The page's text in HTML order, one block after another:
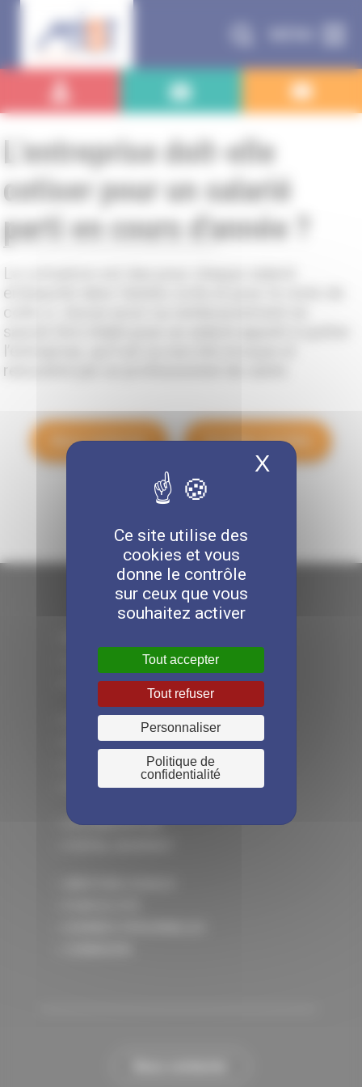
L'entreprise doit-elle
cotiser pour un salarié
parti en cours d'année ?
La cotisation est due pour chaque salarié
embauché dans l’année civile et pour le reste de
celle-ci. Aucun avoir ou remboursement ne
saurait être établi pour un salarié appelé à quitter
l’entreprise, qu’il ait ou non été évoqué et
rencontré par un professionnel de santé.
Nous contacter Accéder à la FAQ
> LA SANTÉ AU TRAVAIL
> LES MIST
> ÊTRE ADHÉRENT
> EN CE MOMENT CHEZ MIST
> LE SAVIEZ-VOUS ?
> QUI SUIS-JE ?
> DOCUMENTATION
Ce site utilise des
cookies et vous
donne le contrôle
sur ceux que vous
souhaitez activer
Tout accepter
Tout refuser
Personnaliser
Politique de
confidentialité
X